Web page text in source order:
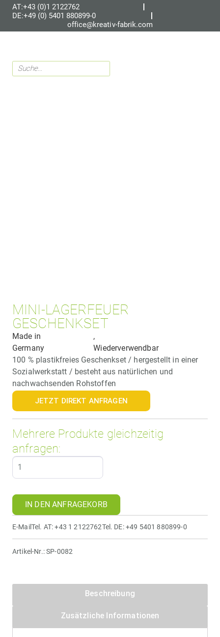
AT:+43 (0)1 2122762
DE:+49 (0) 5401 880899-0
office@kreativ-fabrik.com
MINI-LAGERFEUER
GESCHENKSET
Made in
Germany
,
Wiederverwendbar
100 % plastikfreies Geschenkset / hergestellt in einer
Sozialwerkstatt / besteht aus natürlichen und
nachwachsenden Rohstoffen
JETZT DIREKT ANFRAGEN
Mehrere Produkte gleichzeitig
anfragen:
IN DEN ANFRAGEKORB
E-MailTel. AT: +43 1 2122762Tel. DE: +49 5401 880899-0
Artikel-Nr.:SP-0082
Beschreibung
Zusätzliche Informationen